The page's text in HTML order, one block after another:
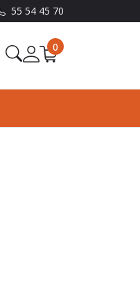
55 54 45 70
0